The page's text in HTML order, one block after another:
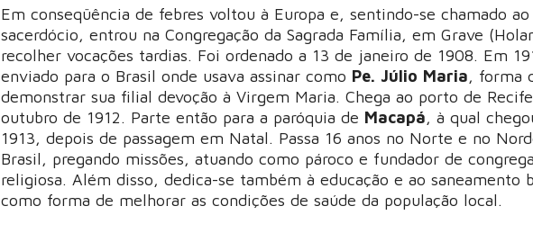
Em conseqüência de febres voltou à Europa e, sentindo-se chamado ao
sacerdócio, entrou na Congregação da Sagrada Família, em Grave
recolher vocações tardias. Foi ordenado a 13 de janeiro de 1908. Em
enviado para o Brasil onde usava assinar como Pe. Júlio Maria, forma
demonstrar sua filial devoção à Virgem Maria. Chega ao porto de
outubro de 1912. Parte então para a paróquia de Macapá, à qual
1913, depois de passagem em Natal. Passa 16 anos no Norte e no
Brasil, pregando missões, atuando como pároco e fundador de
religiosa. Além disso, dedica-se também à educação e ao saneamento
como forma de melhorar as condições de saúde da população local.